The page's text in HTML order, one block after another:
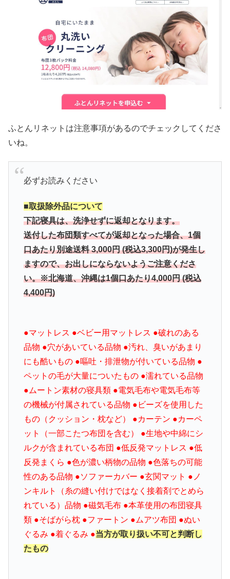
ふとんリネットは注意事項があるのでチェックしてくださ
いね。
必ずお読みください
■取扱除外品について
下記寝具は、洗浄せずに返却となります。
送付した布団類すべてが返却となった場合、1個
口あたり別途送料 3,000円 (税込3,300円)が発生し
ますので、お出しにならないようご注意くださ
い。※北海道、沖縄は1個口あたり4,000円 (税込
4,400円)
●マットレス ●ベビー用マットレス ●破れのある
品物 ●穴があいている品物 ●汚れ、臭いがあまり
にも酷いもの ●嘔吐・排泄物が付いている品物 ●
ペットの毛が大量についたもの ●濡れている品物
●ムートン素材の寝具類 ●電気毛布や電気毛布等
の機械が付属されている品物 ●ビーズを使用した
もの（クッション・枕など） ●カーテン ●カーペ
ット（一部こたつ布団を含む） ●生地や中綿にシ
ルクが含まれている布団 ●低反発マットレス ●低
反発まくら ●色が濃い柄物の品物 ●色落ちの可能
性のある品物 ●ソファーカバー ●玄関マット ●ノ
ンキルト（糸の縫い付けではなく接着剤でとめら
れている）品物 ●磁気毛布 ●本革使用の布団寝具
類 ●そばがら枕 ●ファートン ●ムアツ布団 ●ぬい
ぐるみ ●着ぐるみ ●当方が取り扱い不可と判断し
たもの